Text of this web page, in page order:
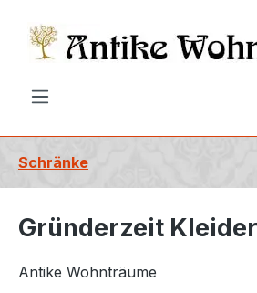
springen
Schränke
Gründerzeit
Antike Wohnträume